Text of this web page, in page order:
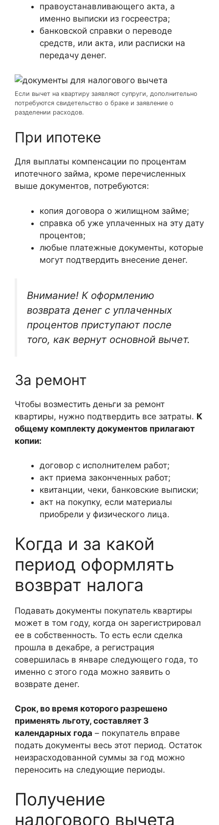
правоустанавливающего акта, а
именно выписки из госреестра;
банковской справки о переводе
средств, или акта, или расписки на
передачу денег.
Если вычет на квартиру заявляют супруги, дополнительно
потребуются свидетельство о браке и заявление о
разделении расходов.
При ипотеке
Для выплаты компенсации по процентам
ипотечного займа, кроме перечисленных
выше документов, потребуются:
копия договора о жилищном займе;
справка об уже уплаченных на эту дату
процентов;
любые платежные документы, которые
могут подтвердить внесение денег.
Внимание! К оформлению
возврата денег с уплаченных
процентов приступают после
того, как вернут основной вычет.
За ремонт
Чтобы возместить деньги за ремонт
квартиры, нужно подтвердить все затраты. К
общему комплекту документов прилагают
копии:
договор с исполнителем работ;
акт приема законченных работ;
квитанции, чеки, банковские выписки;
акт на покупку, если материалы
приобрели у физического лица.
Когда и за какой
период оформлять
возврат налога
Подавать документы покупатель квартиры
может в том году, когда он зарегистрировал
ее в собственность. То есть если сделка
прошла в декабре, а регистрация
совершилась в январе следующего года, то
именно с этого года можно заявить о
возврате денег.
Срок, во время которого разрешено
применять льготу, составляет 3
календарных года – покупатель вправе
подать документы весь этот период. Остаток
неизрасходованной суммы за год можно
переносить на следующие периоды.
Получение
налогового вычета